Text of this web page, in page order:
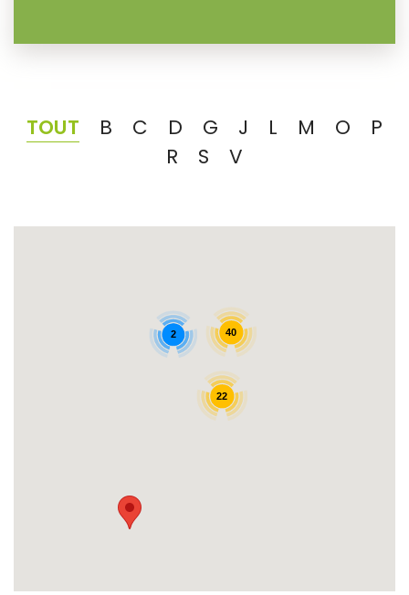
TOUT B C D G J L M O
P
R
S V
40
22
2